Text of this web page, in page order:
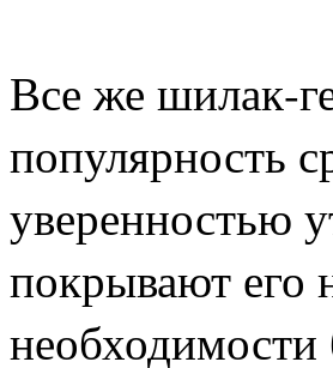
Все же шилак-
популярность
уверенностью
покрывают его
необходимости